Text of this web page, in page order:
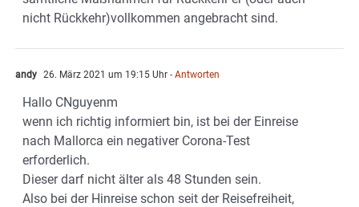
nicht Rückkehr)vollkommen angebracht sind.
andy 26. März 2021 um 19:15 Uhr - Antworten
Hallo CNguyenm
wenn ich richtig informiert bin, ist bei der Einreise
nach Mallorca ein negativer Corona-Test
erforderlich.
Dieser darf nicht älter als 48 Stunden sein.
Also bei der Hinreise schon seit der Reisefreiheit,